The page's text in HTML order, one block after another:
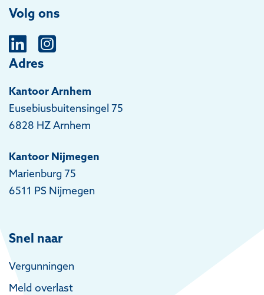
Volg ons
Adres
Kantoor Arnhem
Eusebiusbuitensingel 75
6828 HZ Arnhem
Kantoor Nijmegen
Marienburg 75
6511 PS Nijmegen
Snel naar
Vergunningen
Meld overlast